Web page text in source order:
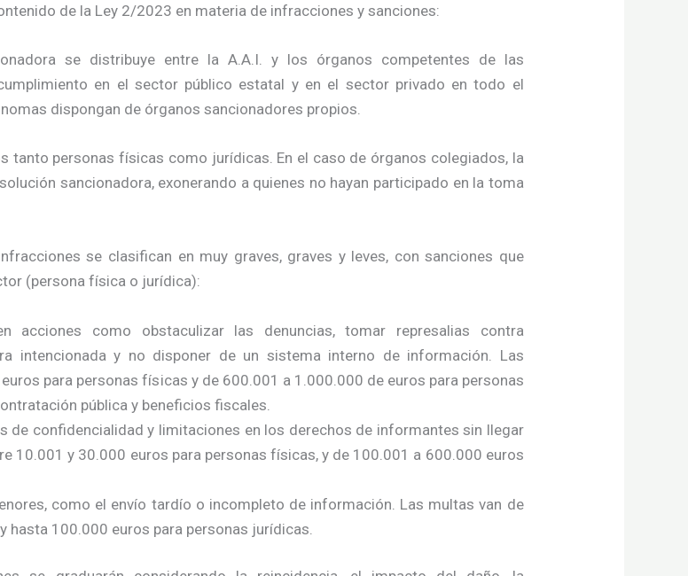
de la Ley 2/2023 en materia de infracciones y sanciones:
se distribuye entre la A.A.I. y los órganos competentes de las
en el sector público estatal y en el sector privado en todo el
dispongan de órganos sancionadores propios.
tanto personas físicas como jurídicas. En el caso de órganos colegiados, la
sancionadora, exonerando a quienes no hayan participado en la toma
se clasifican en muy graves, graves y leves, con sanciones que
(persona física o jurídica):
acciones como obstaculizar las denuncias, tomar represalias contra
intencionada y no disponer de un sistema interno de información. Las
para personas físicas y de 600.001 a 1.000.000 de euros para personas
pública y beneficios fiscales.
de confidencialidad y limitaciones en los derechos de informantes sin llegar
10.001 y 30.000 euros para personas físicas, y de 100.001 a 600.000 euros
como el envío tardío o incompleto de información. Las multas van de
100.000 euros para personas jurídicas.